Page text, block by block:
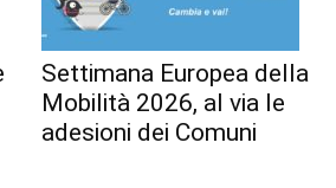
Settimana Europea della
Mobilità 2026, al via le
adesioni dei Comuni